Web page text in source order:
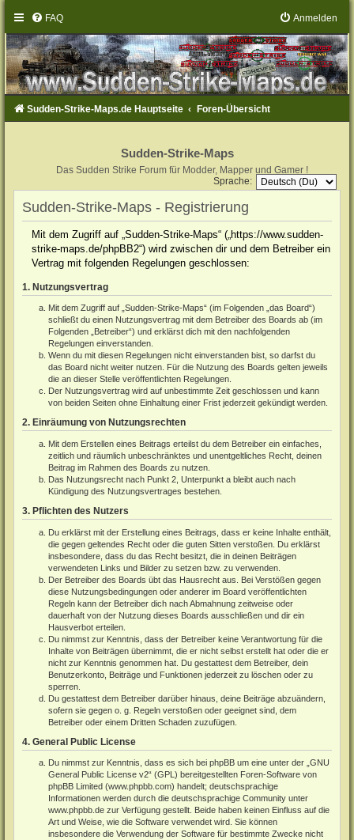
FAQ Anmelden
Sudden-Strike-Maps.de Hauptseite Foren-Übersicht
Sudden-Strike-Maps
Das Sudden Strike Forum für Modder, Mapper und Gamer !
Sprache:
Sudden-Strike-Maps - Registrierung
Mit dem Zugriff auf „Sudden-Strike-Maps“ („https://www.sudden-
strike-maps.de/phpBB2“) wird zwischen dir und dem Betreiber ein
Vertrag mit folgenden Regelungen geschlossen:
1. Nutzungsvertrag
Mit dem Zugriff auf „Sudden-Strike-Maps“ (im Folgenden „das Board“)
schließt du einen Nutzungsvertrag mit dem Betreiber des Boards ab (im
Folgenden „Betreiber“) und erklärst dich mit den nachfolgenden
Regelungen einverstanden.
Wenn du mit diesen Regelungen nicht einverstanden bist, so darfst du
das Board nicht weiter nutzen. Für die Nutzung des Boards gelten jeweils
die an dieser Stelle veröffentlichten Regelungen.
Der Nutzungsvertrag wird auf unbestimmte Zeit geschlossen und kann
von beiden Seiten ohne Einhaltung einer Frist jederzeit gekündigt werden.
2. Einräumung von Nutzungsrechten
Mit dem Erstellen eines Beitrags erteilst du dem Betreiber ein einfaches,
zeitlich und räumlich unbeschränktes und unentgeltliches Recht, deinen
Beitrag im Rahmen des Boards zu nutzen.
Das Nutzungsrecht nach Punkt 2, Unterpunkt a bleibt auch nach
Kündigung des Nutzungsvertrages bestehen.
3. Pflichten des Nutzers
Du erklärst mit der Erstellung eines Beitrags, dass er keine Inhalte enthält,
die gegen geltendes Recht oder die guten Sitten verstoßen. Du erklärst
insbesondere, dass du das Recht besitzt, die in deinen Beiträgen
verwendeten Links und Bilder zu setzen bzw. zu verwenden.
Der Betreiber des Boards übt das Hausrecht aus. Bei Verstößen gegen
diese Nutzungsbedingungen oder anderer im Board veröffentlichten
Regeln kann der Betreiber dich nach Abmahnung zeitweise oder
dauerhaft von der Nutzung dieses Boards ausschließen und dir ein
Hausverbot erteilen.
Du nimmst zur Kenntnis, dass der Betreiber keine Verantwortung für die
Inhalte von Beiträgen übernimmt, die er nicht selbst erstellt hat oder die er
nicht zur Kenntnis genommen hat. Du gestattest dem Betreiber, dein
Benutzerkonto, Beiträge und Funktionen jederzeit zu löschen oder zu
sperren.
Du gestattest dem Betreiber darüber hinaus, deine Beiträge abzuändern,
sofern sie gegen o. g. Regeln verstoßen oder geeignet sind, dem
Betreiber oder einem Dritten Schaden zuzufügen.
4. General Public License
Du nimmst zur Kenntnis, dass es sich bei phpBB um eine unter der „GNU
General Public License v2“ (GPL) bereitgestellten Foren-Software von
phpBB Limited (www.phpbb.com) handelt; deutschsprachige
Informationen werden durch die deutschsprachige Community unter
www.phpbb.de zur Verfügung gestellt. Beide haben keinen Einfluss auf die
Art und Weise, wie die Software verwendet wird. Sie können
insbesondere die Verwendung der Software für bestimmte Zwecke nicht